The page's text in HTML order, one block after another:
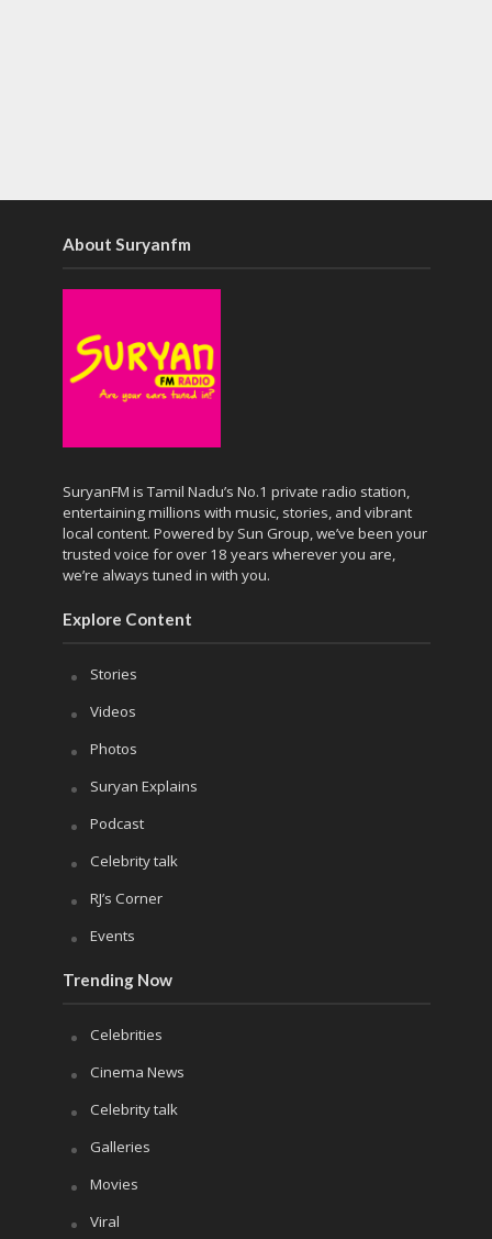
About Suryanfm
SuryanFM is Tamil Nadu’s No.1 private radio station,
entertaining millions with music, stories, and vibrant
local content. Powered by Sun Group, we’ve been your
trusted voice for over 18 years wherever you are,
we’re always tuned in with you.
Explore Content
Stories
Videos
Photos
Suryan Explains
Podcast
Celebrity talk
RJ’s Corner
Events
Trending Now
Celebrities
Cinema News
Celebrity talk
Galleries
Movies
Viral